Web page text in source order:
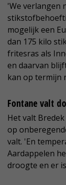
'We verlangen
mogelijk een
dan 175 kilo
fritesras als
en daarvan
kan op termijn
Fontane valt
Het valt
op
valt. 'En
Aardappelen
droogte en er